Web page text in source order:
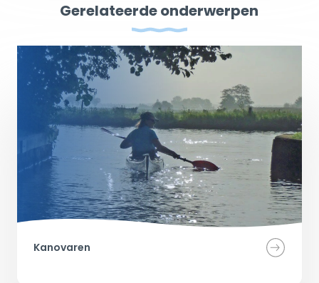
Gerelateerde onderwerpen
Kanovaren